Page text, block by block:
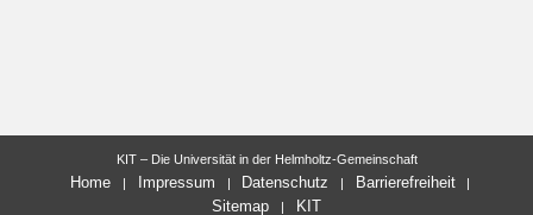
KIT – Die Universität in der Helmholtz-Gemeinschaft
Home Impressum Datenschutz
Barrierefreiheit
Sitemap
KIT